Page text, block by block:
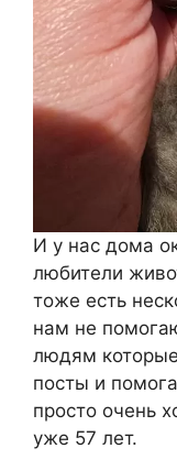
И у нас дома
любители
тоже есть
нам не
людям
посты и
просто очень
уже 57 лет.